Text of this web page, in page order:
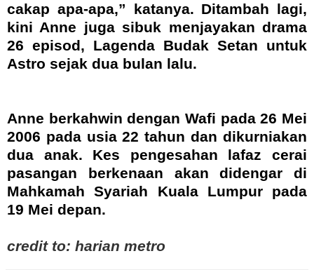
cakap apa-apa,” katanya. Ditambah lagi,
kini Anne juga sibuk menjayakan drama
26 episod, Lagenda Budak Setan untuk
Astro sejak dua bulan lalu.
Anne berkahwin dengan Wafi pada 26 Mei
2006 pada usia 22 tahun dan dikurniakan
dua anak. Kes pengesahan lafaz cerai
pasangan berkenaan akan didengar di
Mahkamah Syariah Kuala Lumpur pada
19 Mei depan.
credit to: harian metro